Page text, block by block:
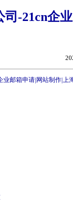
-21cn企
业邮箱申请|网站制作|上